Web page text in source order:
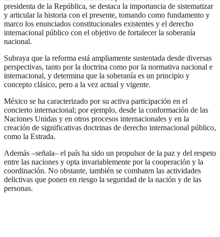
presidenta de la República, se destaca la importancia de sistematizar
y articular la historia con el presente, tomando como fundamento y
marco los enunciados constitucionales existentes y el derecho
internacional público con el objetivo de fortalecer la soberanía
nacional.
Subraya que la reforma está ampliamente sustentada desde diversas
perspectivas, tanto por la doctrina como por la normativa nacional e
internacional, y determina que la soberanía es un principio y
concepto clásico, pero a la vez actual y vigente.
México se ha caracterizado por su activa participación en el
concierto internacional; por ejemplo, desde la conformación de las
Naciones Unidas y en otros procesos internacionales y en la
creación de significativas doctrinas de derecho internacional público,
como la Estrada.
Además –señala– el país ha sido un propulsor de la paz y del respeto
entre las naciones y opta invariablemente por la cooperación y la
coordinación. No obstante, también se combaten las actividades
delictivas que ponen en riesgo la seguridad de la nación y de las
personas.